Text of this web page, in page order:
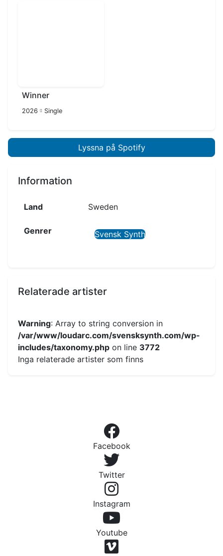
Winner
2026 Single
Lyssna på Spotify
Information
Land Sweden
Genrer Svensk Synth
Relaterade artister
Warning: Array to string conversion in
/var/www/loudarc.com/svensksynth.com/wp-
includes/taxonomy.php on line 3772
Inga relaterade artister som finns
Facebook
Twitter
Instagram
Youtube